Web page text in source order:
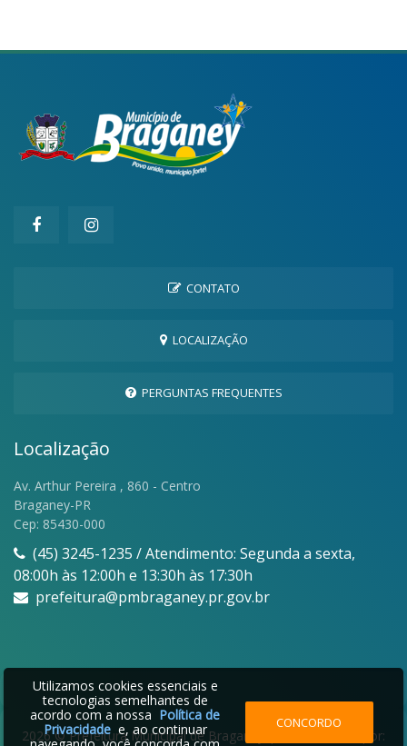
CONTATO
LOCALIZAÇÃO
PERGUNTAS FREQUENTES
Localização
Av. Arthur Pereira , 860 - Centro
Braganey-PR
Cep: 85430-000
(45) 3245-1235 / Atendimento: Segunda a sexta,
08:00h às 12:00h e 13:30h às 17:30h
prefeitura@pmbraganey.pr.gov.br
2026 © Prefeitura Municipal de Braganey | Desenvolvido por:
Utilizamos cookies essenciais e
tecnologias semelhantes de
acordo com a nossa Política de
Privacidadee, ao continuar
CONCORDO